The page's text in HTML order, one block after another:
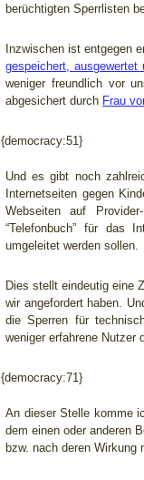
berüchtigten Sperrlisten
Inzwischen ist entgegen
gespeichert,
weniger freundlich vor
abgesichert durch Frau
{democracy:51}
Und es gibt noch
Internetseiten gegen
Webseiten auf
“Telefonbuch” für das
umgeleitet werden sollen.
Dies stellt eindeutig eine
wir angefordert haben.
die Sperren für
weniger erfahrene Nutzer
{democracy:71}
An dieser Stelle komme
dem einen oder anderen
bzw. nach deren Wirkung